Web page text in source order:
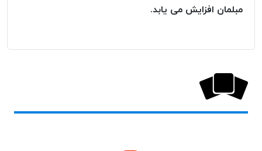
دوک
پایین
OMEGA
VENTO
مبلمان افزایش می یابد.